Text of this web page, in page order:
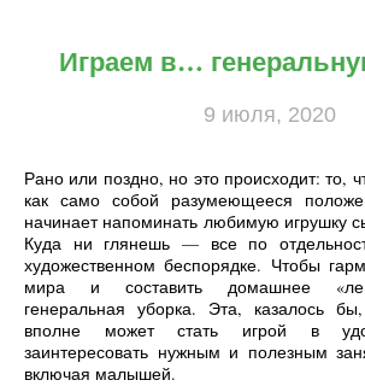
Играем в…
9 июля, 2020
Рано или поздно, но это происходит: то,
как само собой разумеющееся
начинает напоминать любимую игрушку
Куда ни глянешь — все по
художественном беспорядке. Чтобы
мира и составить домашнее
генеральная уборка. Эта, казалось
вполне может стать игрой в
заинтересовать нужным и полезным
включая малышей.